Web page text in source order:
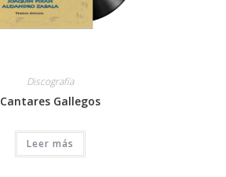
Discografía
Cantares Gallegos
Leer más